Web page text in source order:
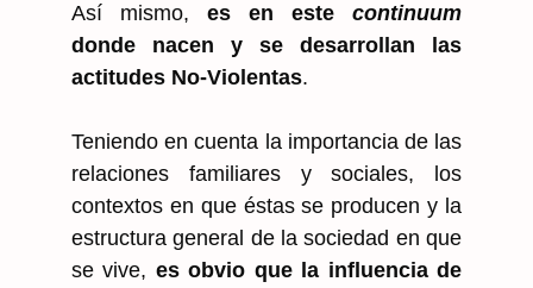
Así mismo, es en este continuum
donde nacen y se desarrollan las
actitudes No-Violentas.
Teniendo en cuenta la importancia de las
relaciones familiares y sociales, los
contextos en que éstas se producen y la
estructura general de la sociedad en que
se vive, es obvio que la influencia de